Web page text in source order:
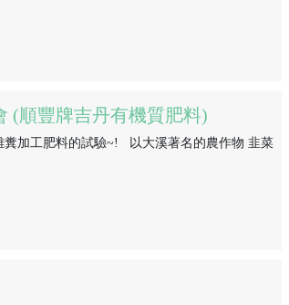
(順豐牌吉丹有機質肥料)
糞加工肥料的試驗~! 以大溪著名的農作物 韭菜